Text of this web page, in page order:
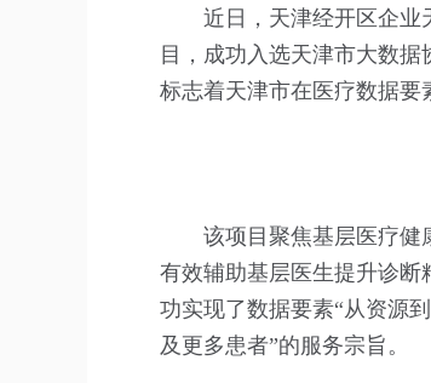
近日，天津经开区企业
目，成功入选天津市大数
标志着天津市在医疗数据要
该项目聚焦基层医疗健
有效辅助基层医生提升诊
功实现了数据要素“从资源
及更多患者”的服务宗旨。